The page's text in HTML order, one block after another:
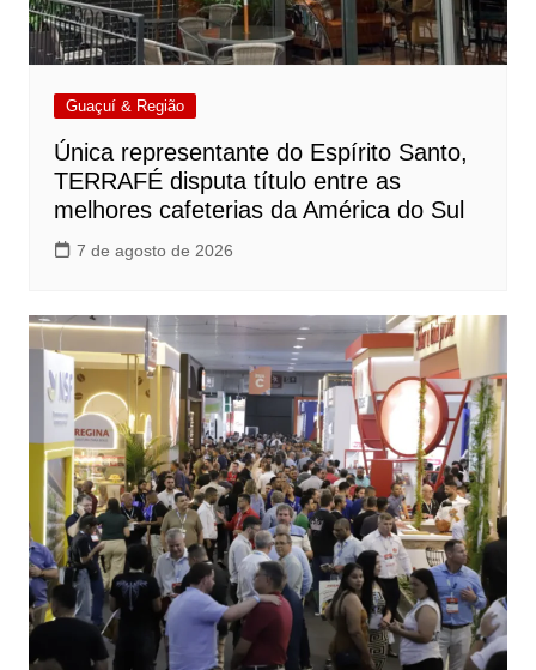
Guaçuí & Região
Única representante do Espírito Santo,
TERRAFÉ disputa título entre as
melhores cafeterias da América do Sul
7 de agosto de 2026